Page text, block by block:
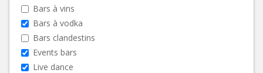
Bars à vins
Bars à vodka
Bars clandestins
Events bars
Live dance